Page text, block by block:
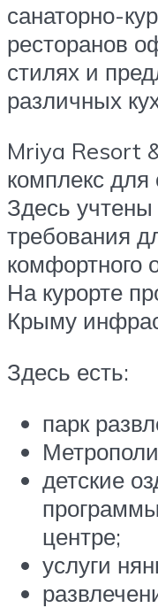
санаторно-
ресторанов
стилях и
различных
Mriya Resort
комплекс для
Здесь
требования
комфортного
На курорте
Крыму
Здесь есть:
парк
детские
центре;
услуги